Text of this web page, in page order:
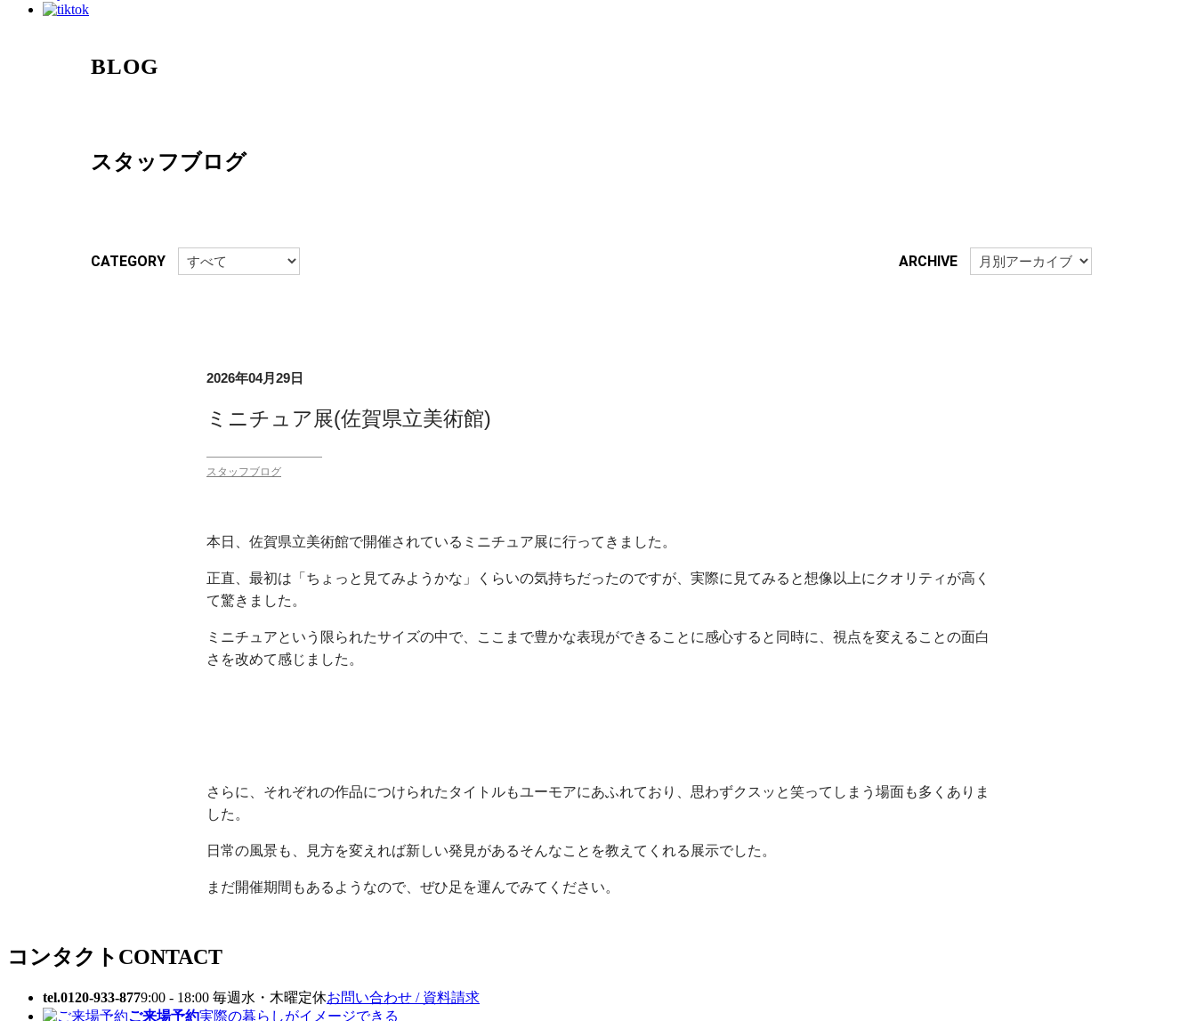
BLOG
スタッフブログ
CATEGORY ARCHIVE
2026年04月29日
ミニチュア展(佐賀県立美術館)
スタッフブログ
本日、佐賀県立美術館で開催されているミニチュア展に行ってきました。
正直、最初は「ちょっと見てみようかな」くらいの気持ちだったのですが、実際に見てみると想像以上にクオリティが高く
て驚きました。
ミニチュアという限られたサイズの中で、ここまで豊かな表現ができることに感心すると同時に、視点を変えることの面白
さを改めて感じました。
さらに、それぞれの作品につけられたタイトルもユーモアにあふれており、思わずクスッと笑ってしまう場面も多くありま
した。
日常の風景も、見方を変えれば新しい発見があるそんなことを教えてくれる展示でした。
まだ開催期間もあるようなので、ぜひ足を運んでみてください。
コンタクト CONTACT
tel.0120-933-8779:00 - 18:00 毎週水・木曜定休お問い合わせ / 資料請求
ご来場予約実際の暮らしがイメージできる